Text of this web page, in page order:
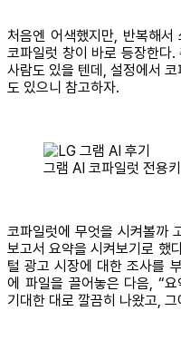
처음엔 어색했지만, 반복해
코파일럿 창이 바로 등장한다
사람도 있을 텐데, 설정에서
도 있으니 참고하자.
그램 AI 코파일럿 전용
코파일럿에 무엇을 시켜볼까
보고서 요약을 시켜보기로
털 광고 시장에 대한 조사를
에 파일을 끌어놓은 다음, “
기대한 대로 깔끔히 나왔고,